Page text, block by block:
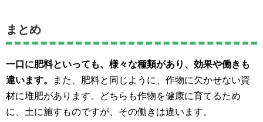
まとめ
一口に肥料といっても、様々な種類があり、効果や働きも
違います。
また、肥料と同じように、作物に欠かせない資
材に堆肥があります。どちらも作物を健康に育てるため
に、土に施すものですが、その働きは違います。